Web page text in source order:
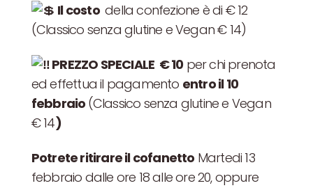
Il costo della confezione è di € 12
(Classico senza glutine e Vegan € 14)
PREZZO SPECIALE € 10per chi prenota
ed effettua il pagamento entro il 10
febbraio (Classico senza glutine e Vegan
€ 14)
Potrete ritirare il cofanetto Martedi 13
febbraio dalle ore 18 alle ore 20, oppure